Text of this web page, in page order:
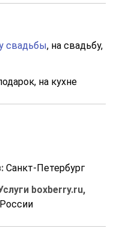
свадьбы, на свадьбу,
на кухне
Санкт-Петербург
boxberry.ru,